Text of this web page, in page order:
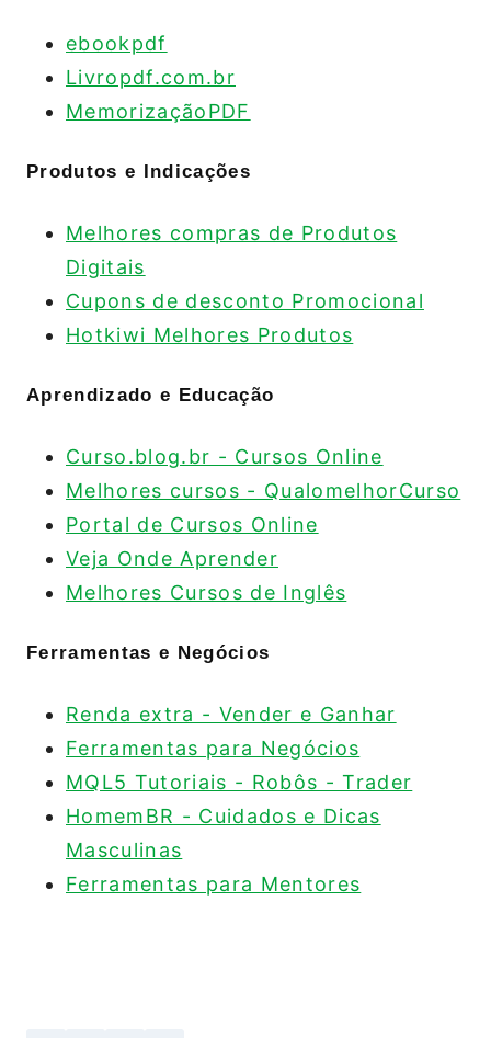
ebookpdf
Livropdf.com.br
MemorizaçãoPDF
Produtos e Indicações
Melhores compras de Produtos
Digitais
Cupons de desconto Promocional
Hotkiwi Melhores Produtos
Aprendizado e Educação
Curso.blog.br - Cursos Online
Melhores cursos - QualomelhorCurso
Portal de Cursos Online
Veja Onde Aprender
Melhores Cursos de Inglês
Ferramentas e Negócios
Renda extra - Vender e Ganhar
Ferramentas para Negócios
MQL5 Tutoriais - Robôs - Trader
HomemBR - Cuidados e Dicas
Masculinas
Ferramentas para Mentores